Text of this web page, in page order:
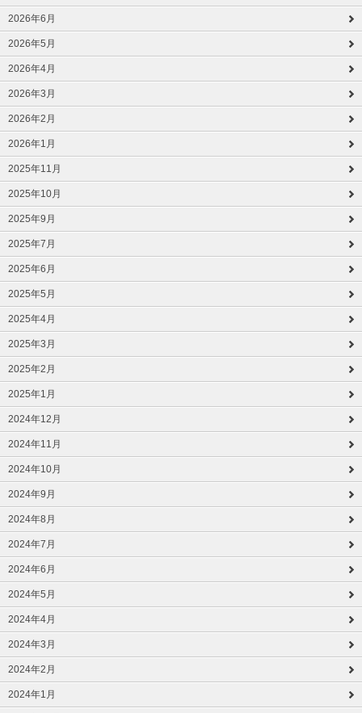
2026年6月
2026年5月
2026年4月
2026年3月
2026年2月
2026年1月
2025年11月
2025年10月
2025年9月
2025年7月
2025年6月
2025年5月
2025年4月
2025年3月
2025年2月
2025年1月
2024年12月
2024年11月
2024年10月
2024年9月
2024年8月
2024年7月
2024年6月
2024年5月
2024年4月
2024年3月
2024年2月
2024年1月